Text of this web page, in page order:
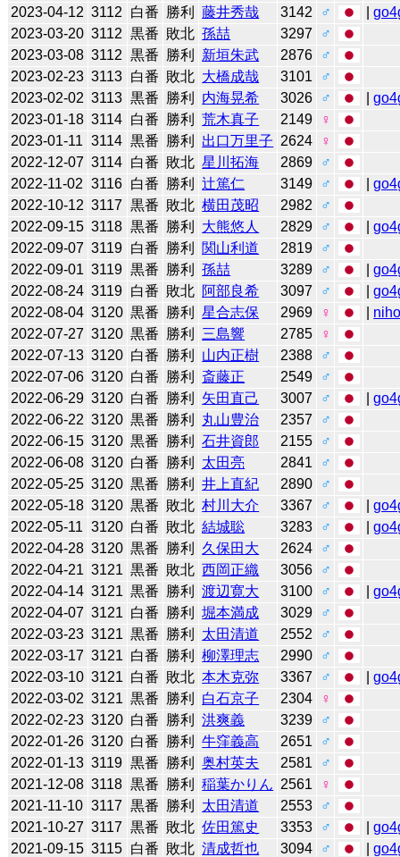
2023-04-12 3112 白番 勝利 藤井秀哉 3142 ♂ |
2023-03-20 3112 黒番 敗北 孫喆 3297
♂
2023-03-08 3112 黒番 勝利 新垣朱武 2876
♂
2023-02-23 3113 白番 敗北 大橋成哉 3101
♂
2023-02-02 3113 黒番 勝利 内海晃希 3026 ♂ |
2023-01-18 3114 白番 勝利 荒木真子 2149
♀
2023-01-11 3114 黒番 勝利 出口万里子 2624
♀
2022-12-07 3114 白番 敗北 星川拓海 2869
♂
2022-11-02 3116 白番 勝利 辻󠄀篤仁 3149 ♂ |
2022-10-12 3117 黒番 敗北 横田茂昭 2982
♂
2022-09-15 3118 黒番 勝利 大熊悠人 2829 ♂ |
2022-09-07 3119 白番 勝利 関山利道 2819
♂
2022-09-01 3119 黒番 勝利 孫喆 3289 ♂ |
2022-08-24 3119 白番 敗北 阿部良希 3097 ♂ |
2022-08-04 3120 黒番 勝利 星合志保 2969 ♀
2022-07-27 3120 黒番 勝利 三島響 2785
♀
2022-07-13 3120 白番 勝利 山内正樹 2388
♂
2022-07-06 3120 白番 勝利 斎藤正 2549
♂
2022-06-29 3120 白番 勝利 矢田直己 3007 ♂ |
2022-06-22 3120 黒番 勝利 丸山豊治 2357
♂
2022-06-15 3120 黒番 勝利 石井資郎 2155
♂
2022-06-08 3120 白番 勝利 太田亮 2841
♂
2022-05-25 3120 黒番 勝利 井上直紀 2890
♂
2022-05-18 3120 黒番 敗北 村川大介 3367 ♂ |
2022-05-11 3120 白番 敗北 結城聡 3283 ♂ |
2022-04-28 3120 黒番 勝利 久保田大 2624
♂
2022-04-21 3121 黒番 敗北 西岡正織 3056
♂
2022-04-14 3121 黒番 勝利 渡辺寛大 3100 ♂ |
2022-04-07 3121 白番 勝利 堀本満成 3029
♂
2022-03-23 3121 黒番 勝利 太田清道 2552
♂
2022-03-17 3121 白番 勝利 柳澤理志 2990
♂
2022-03-10 3121 白番 敗北 本木克弥 3367 ♂ |
2022-03-02 3121 黒番 勝利 白石京子 2304
♀
2022-02-23 3120 白番 勝利 洪爽義 3239
♂
2022-01-26 3120 白番 勝利 牛窪義高 2651
♂
2022-01-13 3119 黒番 勝利 奥村英夫 2581
♂
2021-12-08 3118 黒番 勝利 稲葉かりん 2561
♀
2021-11-10 3117 黒番 勝利 太田清道 2553
♂
2021-10-27 3117 黒番 敗北 佐田篤史 3353 ♂ |
2021-09-15 3115 白番 敗北 清成哲也 3094 ♂ |